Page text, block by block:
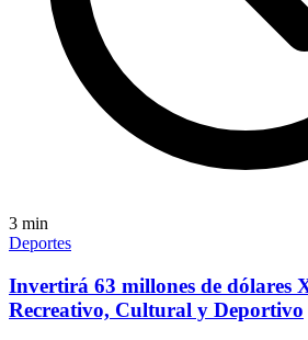
3 min
Deportes
Invertirá 63 millones de dólares
Recreativo, Cultural y Deportivo